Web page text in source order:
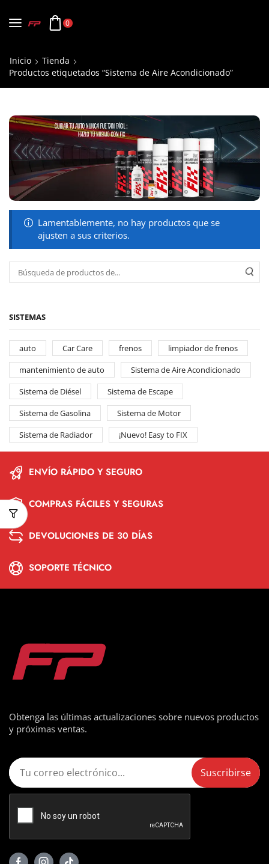
0
Inicio
Tienda
Productos etiquetados “Sistema de Aire Acondicionado”
SISTEMAS
auto Car Care frenos
limpiador de frenos
mantenimiento de auto
Sistema de Aire Acondicionado
Sistema de Diésel
Sistema de Escape
Sistema de Gasolina
Sistema de Motor
Sistema de Radiador
¡Nuevo! Easy to FIX
Lamentablemente, no hay productos que se
ajusten a sus criterios.
ENVÍO RÁPIDO Y SEGURO
COMPRAS FÁCILES Y SEGURAS
DEVOLUCIONES DE 30 DÍAS
SOPORTE TÉCNICO
Obtenga las últimas actualizaciones sobre nuevos productos
y próximas ventas.